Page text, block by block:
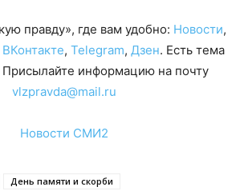
правду», где вам удобно: Новости,
ВКонтакте, Telegram, Дзен. Есть тема
Присылайте информацию на почту
vlzpravda@mail.ru
Новости СМИ2
День памяти и скорби